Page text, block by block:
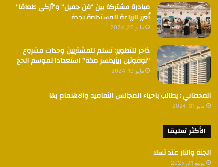
مبادرة مشتركة بين “فن جميل” و”أزكى طعامًا”
تُعزز الزراعة المستدامة بجدة
مايو 26, 2024
ذاخر للتطوير: تسلم للمشتريين وحدات مشروع
“نوفوتيل ريزيدنسز مكة” استعدادا لموسم الحج
مايو 19, 2024
القحطاني : يطالب باحياء المجالس الثقافيه والاهتمام بها
مايو 31, 2024
الأكثر تعليقا
الجنة والنار عند تسلا
يوليو 21, 2025